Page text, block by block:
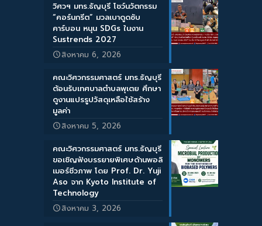
วิศวฯ มทร.ธัญบุรี โชว์นวัตกรรม
“คอร์นกรีต” มวลเบาดูดซับ
คาร์บอน หนุน SDGs ในงาน
Sustrends 2027
สิงหาคม 6, 2026
คณะวิศวกรรมศาสตร์ มทร.ธัญบุรี
ต้อนรับเทศบาลตำบลพุเตย ศึกษา
ดูงานแปรรูปวัสดุเหลือใช้สร้าง
มูลค่า
สิงหาคม 5, 2026
คณะวิศวกรรมศาสตร์ มทร.ธัญบุรี
ขอเชิญฟังบรรยายพิเศษด้านพอลิ
เมอร์ชีวภาพ โดย Prof. Dr. Yuji
Aso จาก Kyoto Institute of
Technology
สิงหาคม 3, 2026